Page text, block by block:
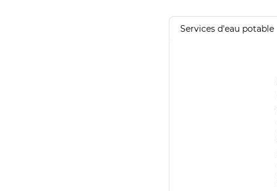
Services d'eau potable